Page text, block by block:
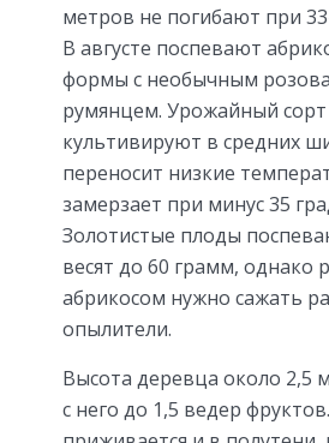
метров не погибают при
В августе поспевают
формы с необычным
румянцем. Урожайный
культивируют в средних
переносит низкие
замерзает при минус 35
Золотистые плоды
весят до 60 грамм, однако
абрикосом нужно сажать
опылители.
Высота деревца около 2,5
с него до 1,5 ведер